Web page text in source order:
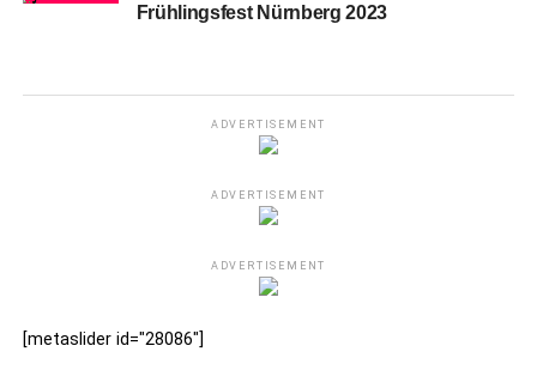
Frühlingsfest Nürnberg 2023
ADVERTISEMENT
ADVERTISEMENT
ADVERTISEMENT
[metaslider id="28086"]